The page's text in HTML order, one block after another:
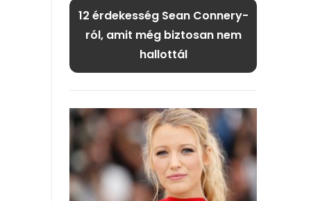
12 érdekesség Sean Connery-
ról, amit még biztosan nem
hallottál